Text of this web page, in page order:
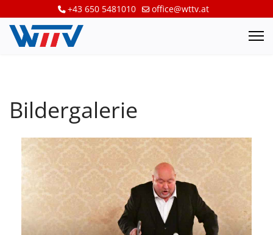
+43 650 5481010 office@wttv.at
Bildergalerie